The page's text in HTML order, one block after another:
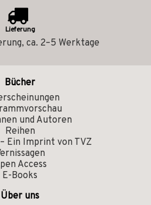
Lieferung
ca. 2–5 Werktage
Bücher
und Autoren
Reihen
Ein Imprint von TVZ
Access
E-Books
Über uns